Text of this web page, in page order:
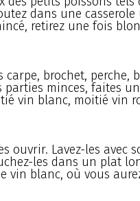
dans une
retirez une fois
carpe, brochet, perche,
parties minces, faites
vin blanc, moitié vin
ouvrir. Lavez-les avec
les dans un plat
vin blanc, où vous